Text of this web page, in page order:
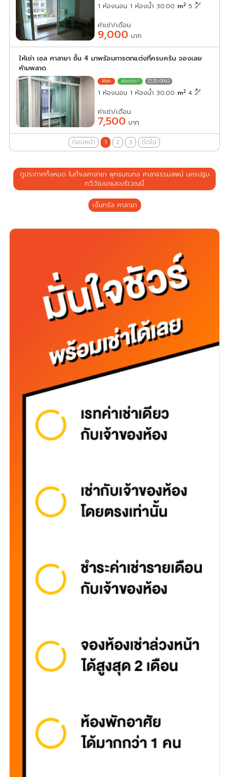
1 ห้องนอน 1 ห้องน้ำ 30.00 m2 5
ค่าเช่า/เดือน
9,000 บาท
ให้เช่า เซล ศาลายา ชั้น 4 มาพร้อมการตกแต่งที่ครบครัน จองเลย
ห้ามพลาด
ZS35-0062
1 ห้องนอน 1 ห้องน้ำ 30.00 m2 4
ค่าเช่า/เดือน
7,500 บาท
ก่อนหน้า 1 2 3 ถัดไป
ดูประกาศทั้งหมด ในทำเลศาลายา พุทธมณฑล ศาลาธรรมสพน์ นครปฐม
ทวีวัฒนาและบริเวณนี้
เซ็นทรัล ศาลายา